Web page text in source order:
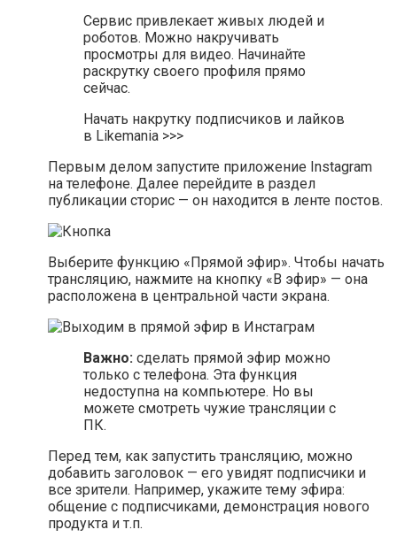
Сервис привлекает живых людей и
роботов. Можно накручивать
просмотры для видео. Начинайте
раскрутку своего профиля прямо
сейчас.
Начать накрутку подписчиков и лайков
в Likemania >>>
Первым делом запустите приложение Instagram
на телефоне. Далее перейдите в раздел
публикации сторис — он находится в ленте постов.
Выберите функцию «Прямой эфир». Чтобы начать
трансляцию, нажмите на кнопку «В эфир» — она
расположена в центральной части экрана.
Важно: сделать прямой эфир можно
только с телефона. Эта функция
недоступна на компьютере. Но вы
можете смотреть чужие трансляции с
ПК.
Перед тем, как запустить трансляцию, можно
добавить заголовок — его увидят подписчики и
все зрители. Например, укажите тему эфира:
общение с подписчиками, демонстрация нового
продукта и т.п.